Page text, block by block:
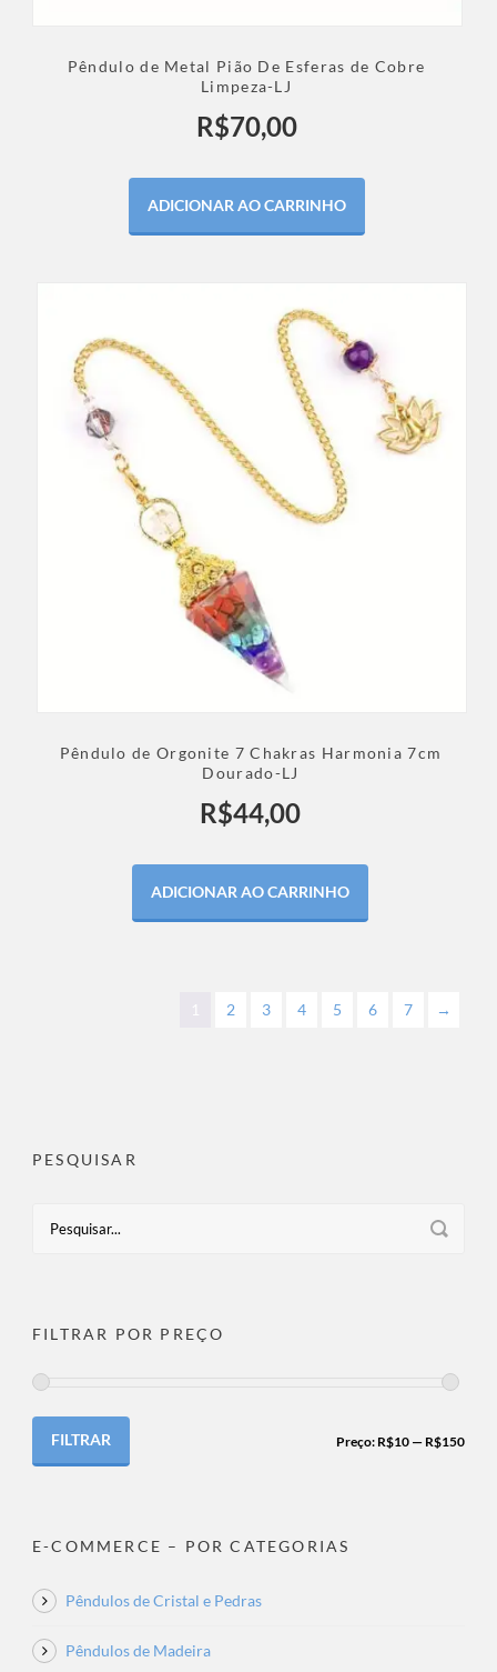
Pêndulo de Metal Pião De Esferas de Cobre
Limpeza-LJ
R$70,00
ADICIONAR AO CARRINHO
Pêndulo de Orgonite 7 Chakras Harmonia 7cm
Dourado-LJ
R$44,00
ADICIONAR AO CARRINHO
1 2 3 4 5 6 7 →
PESQUISAR
FILTRAR POR PREÇO
FILTRAR Preço: R$10 — R$150
E-COMMERCE – POR CATEGORIAS
Pêndulos de Cristal e Pedras
Pêndulos de Madeira